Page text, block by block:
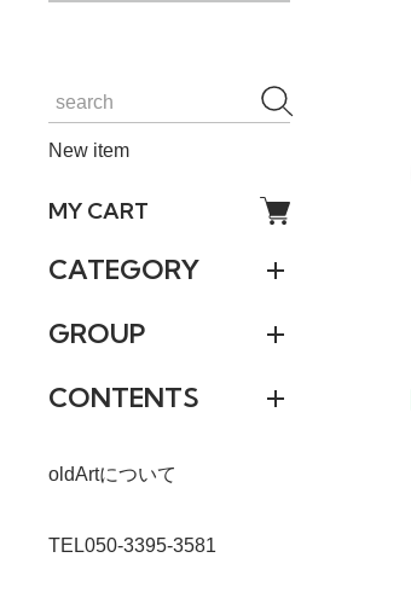
New item
MY CART
CATEGORY
GROUP
CONTENTS
oldArtについて
TEL050-3395-3581